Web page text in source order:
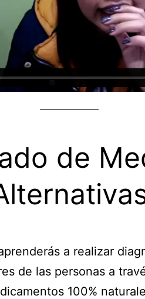
de
a realizar
de las personas a
100%